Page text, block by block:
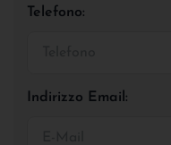
Telefono:
Indirizzo Email: